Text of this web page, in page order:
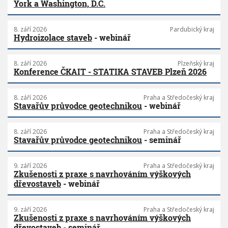
York a Washington, D.C.
8. září 2026 Pardubický kraj
Hydroizolace staveb - webinář
8. září 2026 Plzeňský kraj
Konference ČKAIT - STATIKA STAVEB Plzeň 2026
8. září 2026 Praha a Středočeský kraj
Stavařův průvodce geotechnikou - webinář
8. září 2026 Praha a Středočeský kraj
Stavařův průvodce geotechnikou - seminář
9. září 2026 Praha a Středočeský kraj
Zkušenosti z praxe s navrhováním výškových
dřevostaveb - webinář
9. září 2026 Praha a Středočeský kraj
Zkušenosti z praxe s navrhováním výškových